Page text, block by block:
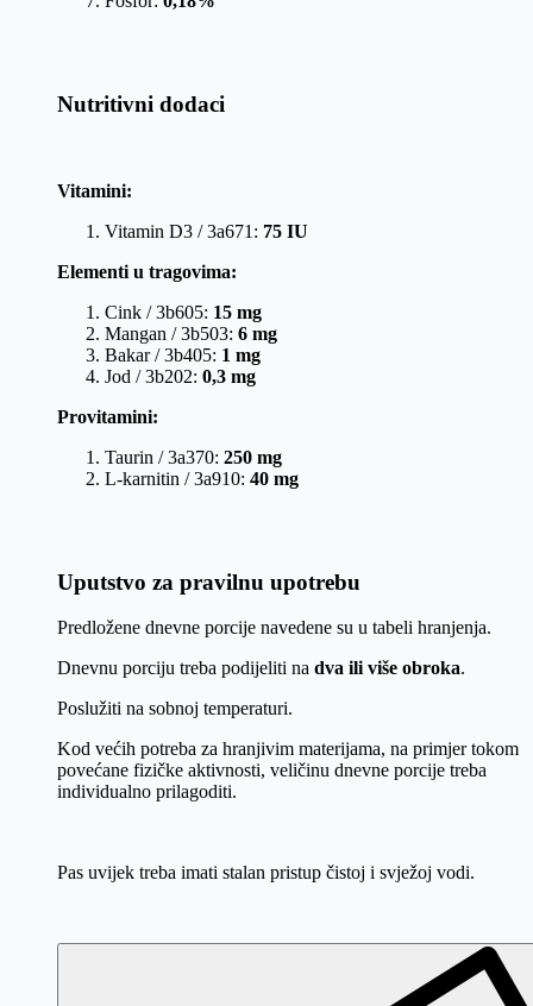
Nutritivni dodaci
Vitamini:
Vitamin D3 / 3a671: 75 IU
Elementi u tragovima:
Cink / 3b605: 15 mg
Mangan / 3b503: 6 mg
Bakar / 3b405: 1 mg
Jod / 3b202: 0,3 mg
Provitamini:
Taurin / 3a370: 250 mg
L-karnitin / 3a910: 40 mg
Uputstvo za pravilnu upotrebu
Predložene dnevne porcije navedene su u tabeli hranjenja.
Dnevnu porciju treba podijeliti na dva ili više obroka.
Poslužiti na sobnoj temperaturi.
Kod većih potreba za hranjivim materijama, na primjer tokom
povećane fizičke aktivnosti, veličinu dnevne porcije treba
individualno prilagoditi.
Pas uvijek treba imati stalan pristup čistoj i svježoj vodi.